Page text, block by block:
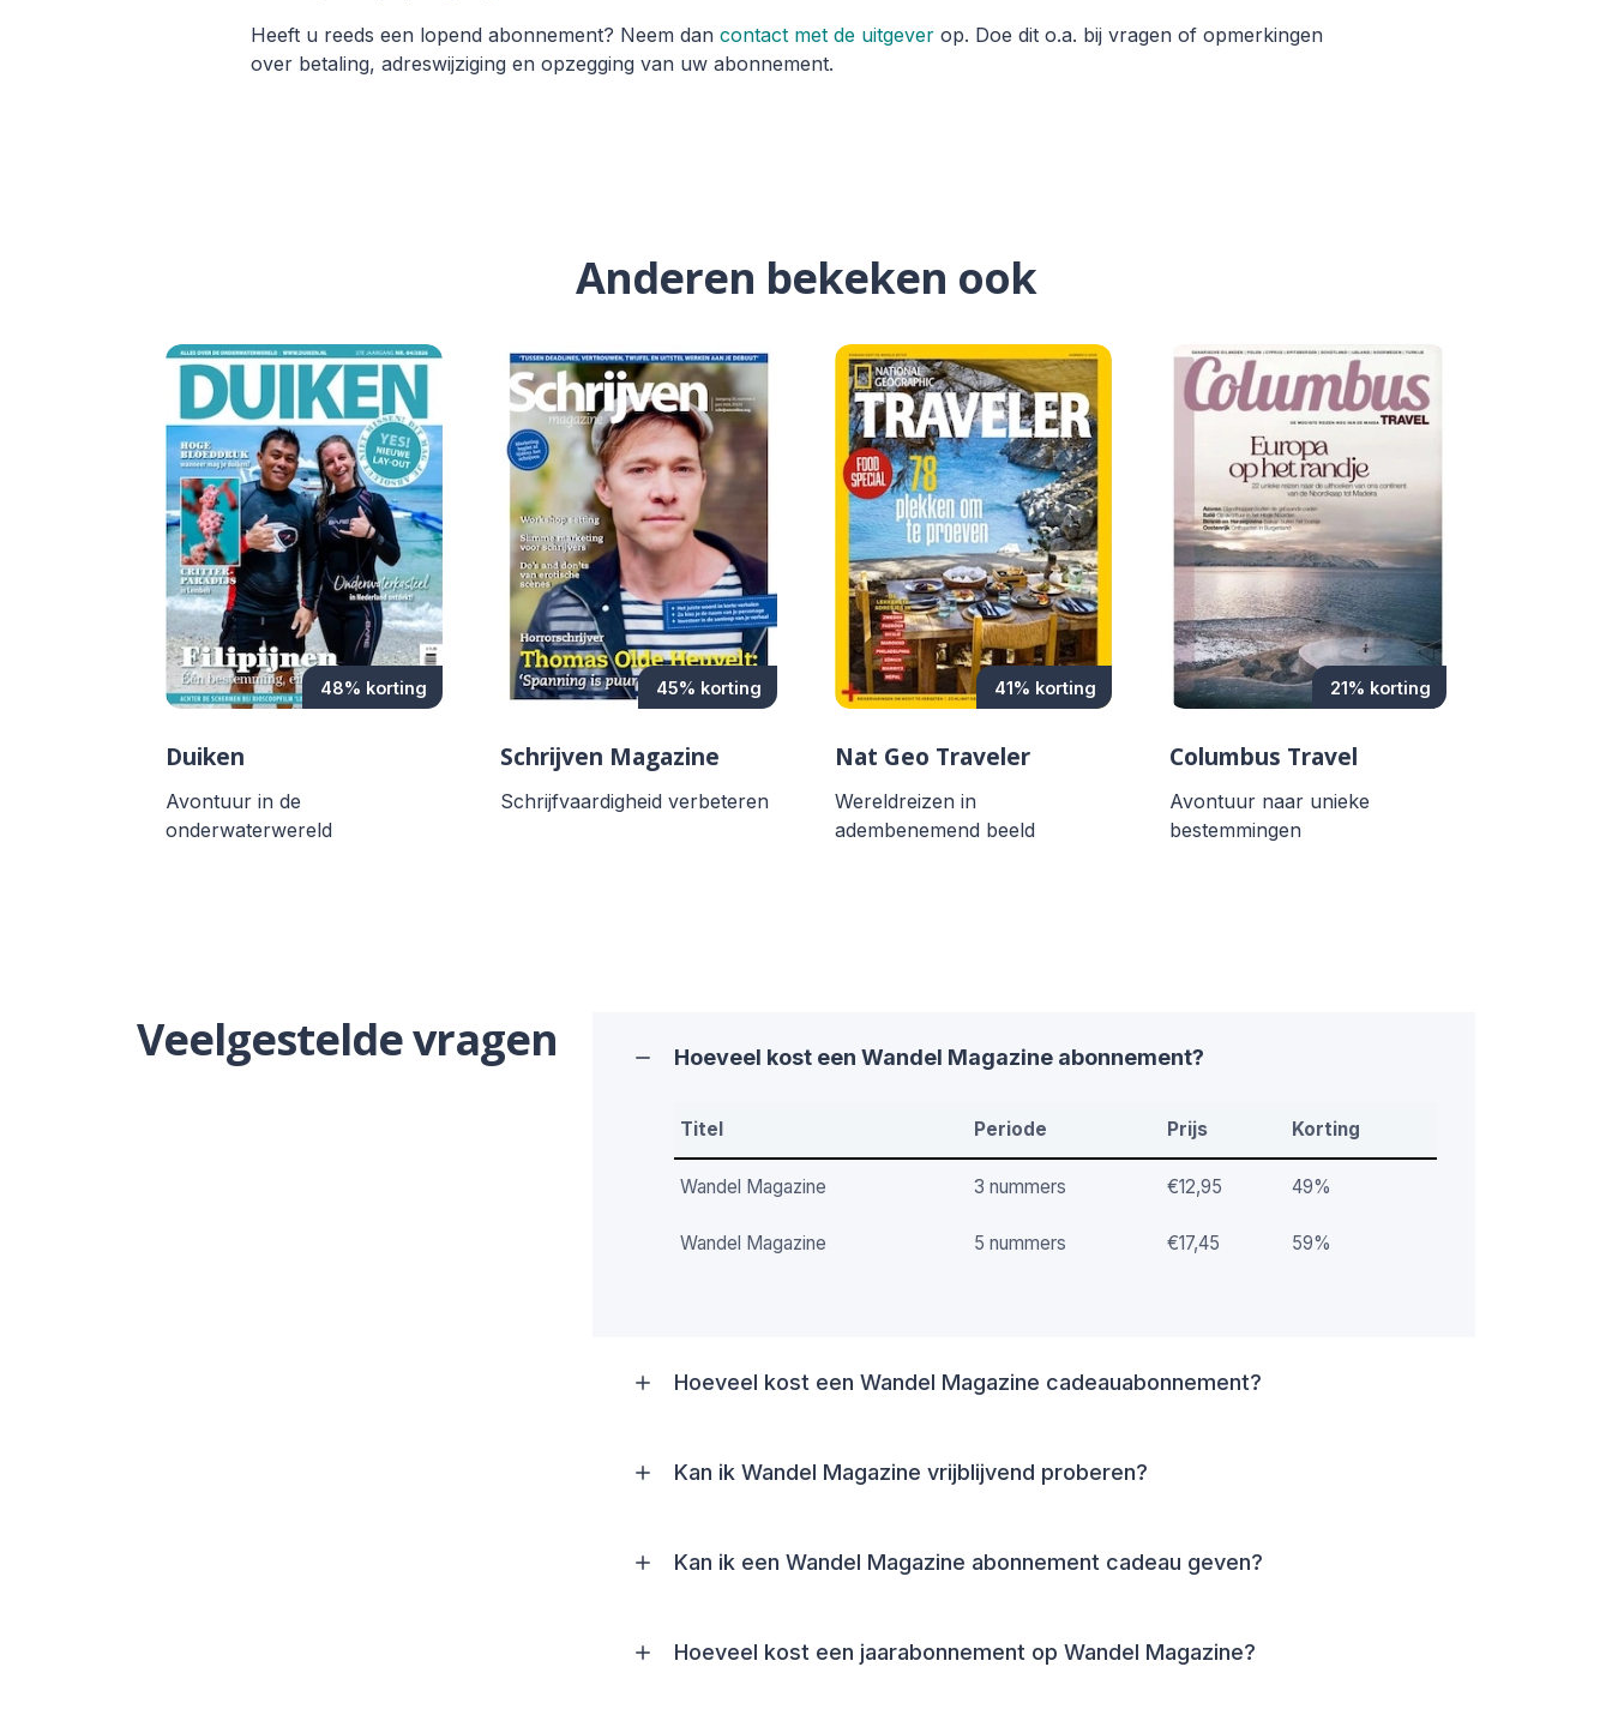
Heeft u reeds een lopend abonnement? Neem dan contact met de uitgever op. Doe dit o.a. bij vragen of opmerkingen
over betaling, adreswijziging en opzegging van uw abonnement.
Anderen bekeken ook
48% korting
Duiken
Avontuur in de
onderwaterwereld
45% korting
Schrijven Magazine
Schrijfvaardigheid verbeteren
41% korting
Nat Geo Traveler
Wereldreizen in
adembenemend beeld
21% korting
Columbus Travel
Avontuur naar unieke
bestemmingen
Veelgestelde vragen Hoeveel kost een Wandel Magazine abonnement?
Titel Periode Prijs Korting
Wandel Magazine 3 nummers €12,95 49%
Wandel Magazine 5 nummers €17,45 59%
Hoeveel kost een Wandel Magazine cadeauabonnement?
Kan ik Wandel Magazine vrijblijvend proberen?
Kan ik een Wandel Magazine abonnement cadeau geven?
Hoeveel kost een jaarabonnement op Wandel Magazine?